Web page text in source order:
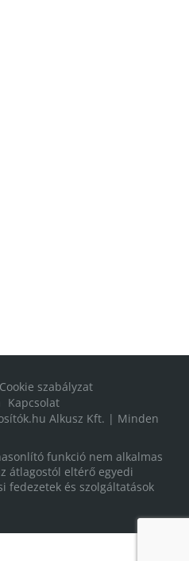
Cookie szabályzat
Kapcsolat
Alkusz Kft. | Minden
funkció nem alkalmas
átlagostól eltérő egyedi
fedezetek és szolgáltatások